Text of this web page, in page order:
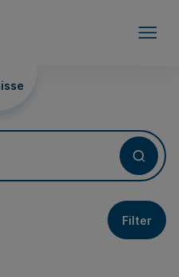
Filter